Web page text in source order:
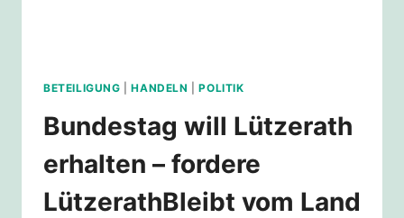
BETEILIGUNG |HANDELN |POLITIK
Bundestag will Lützerath
erhalten – fordere
LützerathBleibt vom Land